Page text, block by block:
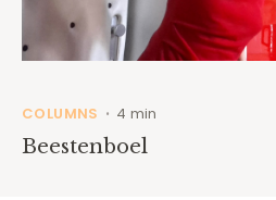
COLUMNS • 4 min
Beestenboel